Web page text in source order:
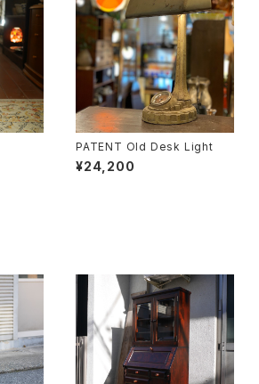
PATENT Old Desk Light
¥24,200